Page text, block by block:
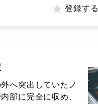
登録する
へ突出していたノ
部に完全に収め、